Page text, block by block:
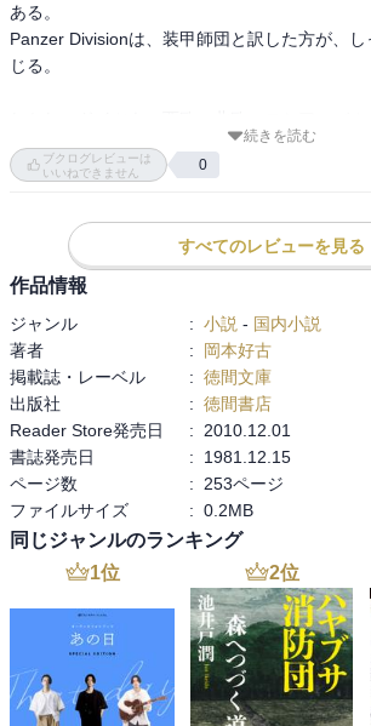
ある。
Panzer Divisionは、装甲師団と訳した方が、
じる。
して、北アフリカと、よくもまあ戦線を広げた
わけがないではないか。
間もなく、日本における、終戦の日、という
戦争で亡くなった英霊に哀悼の誠を捧げます。
続きを読む
ブクログレビューは
いいねできません
0
すべてのレビューを見る
作品情報
ジャンル : 小説 - 国内小説
著者
:
岡本好古
掲載誌・レーベル
: 徳間文庫
出版社
: 徳間書店
Reader Store発売日
:
2010.12.01
書誌発売日
:
1981.12.15
ページ数
:
253ページ
ファイルサイズ
: 0.2MB
同じジャンルのランキング
1位 2位